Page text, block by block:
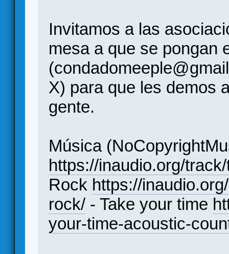
Invitamos a las
mesa a que se pongan
X) para que les demos
gente.
Música
https://inaudio.org/
Rock https://
rock/ - Take your time
your-time-acoustic-